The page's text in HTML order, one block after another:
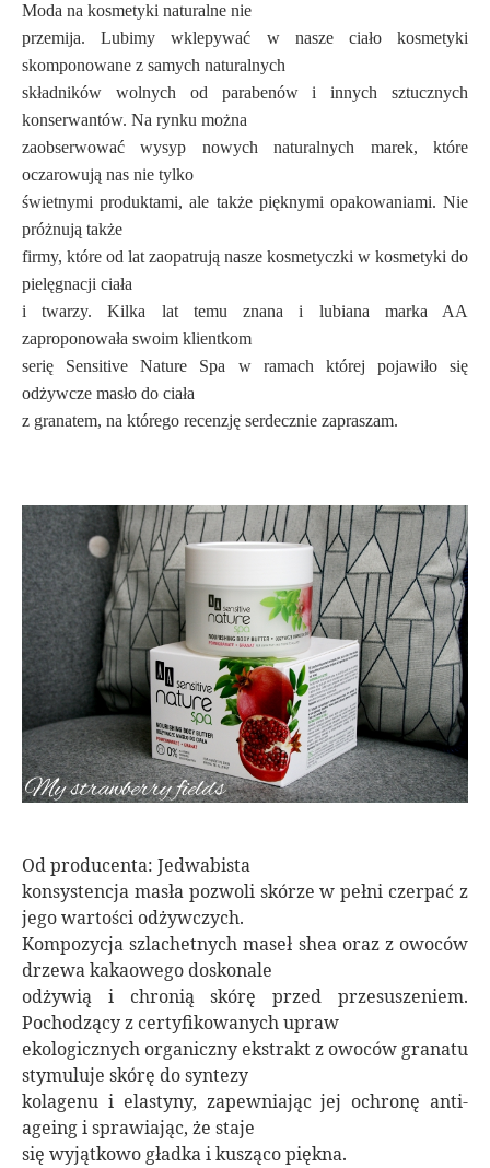
Moda na kosmetyki naturalne nie
przemija. Lubimy wklepywać w nasze ciało kosmetyki
skomponowane z samych naturalnych
składników wolnych od parabenów i innych sztucznych
konserwantów. Na rynku można
zaobserwować wysyp nowych naturalnych marek, które
oczarowują nas nie tylko
świetnymi produktami, ale także pięknymi opakowaniami. Nie
próżnują także
firmy, które od lat zaopatrują nasze kosmetyczki w kosmetyki do
pielęgnacji ciała
i twarzy. Kilka lat temu znana i lubiana marka AA
zaproponowała swoim klientkom
serię Sensitive Nature Spa w ramach której pojawiło się
odżywcze masło do ciała
z granatem, na którego recenzję serdecznie zapraszam.
Od producenta: Jedwabista
konsystencja masła pozwoli skórze w pełni czerpać z
jego wartości odżywczych.
Kompozycja szlachetnych maseł shea oraz z owoców
drzewa kakaowego doskonale
odżywią i chronią skórę przed przesuszeniem.
Pochodzący z certyfikowanych upraw
ekologicznych organiczny ekstrakt z owoców granatu
stymuluje skórę do syntezy
kolagenu i elastyny, zapewniając jej ochronę anti-
ageing i sprawiając, że staje
się wyjątkowo gładka i kusząco piękna.